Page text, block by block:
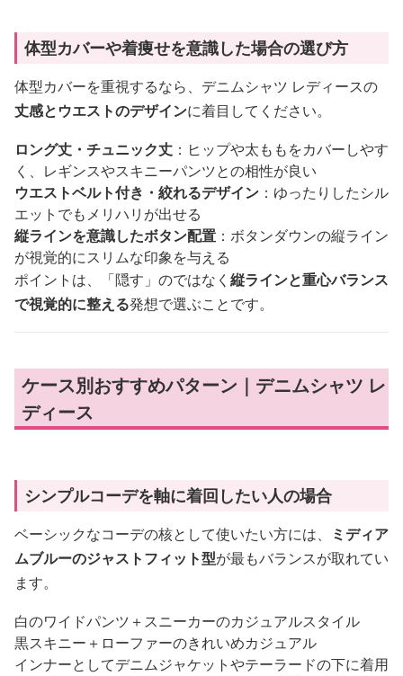
体型カバーや着痩せを意識した場合の選び方
体型カバーを重視するなら、デニムシャツ レディースの
丈感とウエストのデザインに着目してください。
ロング丈・チュニック丈 ：ヒップや太ももをカバーしやす
く、レギンスやスキニーパンツとの相性が良い
ウエストベルト付き・絞れるデザイン ：ゆったりしたシル
エットでもメリハリが出せる
縦ラインを意識したボタン配置 ：ボタンダウンの縦ライン
が視覚的にスリムな印象を与える
ポイントは、「隠す」のではなく 縦ラインと重心バランス
で視覚的に整える発想で選ぶことです。
ケース別おすすめパターン｜デニムシャツ レ
ディース
シンプルコーデを軸に着回したい人の場合
ベーシックなコーデの核として使いたい方には、
ミディア
ムブルーのジャストフィット型が最もバランスが取れてい
ます。
白のワイドパンツ＋スニーカーのカジュアルスタイル
黒スキニー＋ローファーのきれいめカジュアル
インナーとしてデニムジャケットやテーラードの下に着用